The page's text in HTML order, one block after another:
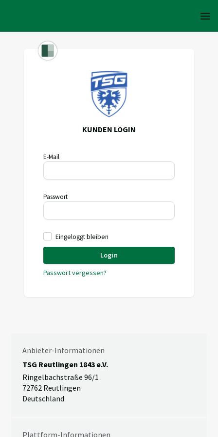
KUNDEN LOGIN
E-Mail
Passwort
Eingeloggt bleiben
Login
Passwort vergessen?
Anbieter-Informationen
TSG Reutlingen 1843 e.V.
Ringelbachstraße 96/1
72762 Reutlingen
Deutschland
Plattform-Informationen